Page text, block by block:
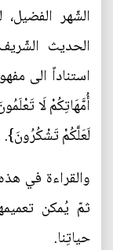
الشّهر
الحديث
استناداً الى
أُمَّهَاتِكُمْ لَا
لَعَلَّكُمْ تَشْكُرُونَ}.
والقراءة في
ثمّ يُمكن
حياتِنا.